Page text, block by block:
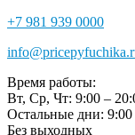
+7 981 939 0000
Время работы:
Вт, Ср, Чт: 9:00 –
Остальные дни: 9:00
Без выходных